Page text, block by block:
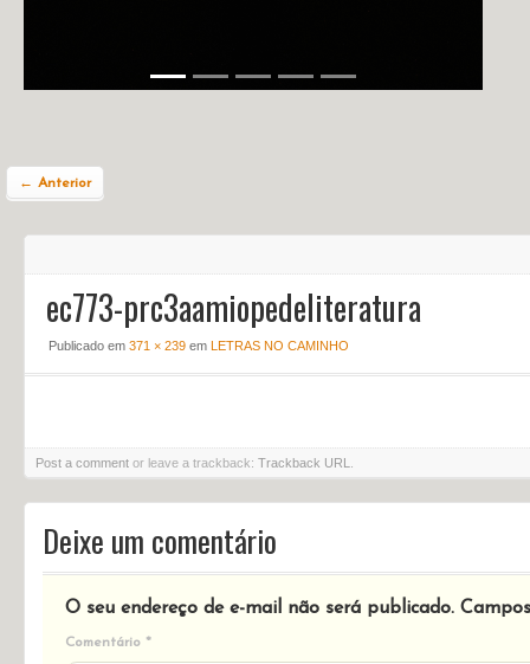
← Anterior
ec773-prc3aamiopedeliteratura
Publicado em 371 × 239 em LETRAS NO CAMINHO
Post a comment or leave a trackback: Trackback URL
Deixe um comentário
O seu endereço de e-mail não será publicado.
Comentário *